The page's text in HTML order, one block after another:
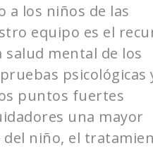
a los niños de las
equipo es el
mental de los
psicológicas
puntos fuertes
una mayor
niño, el